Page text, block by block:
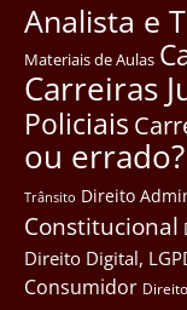
Analista e
Materiais de Aulas
Carreiras
Policiais
ou errado?
Trânsito Direito
Constitucional
Direito Digital,
Consumidor